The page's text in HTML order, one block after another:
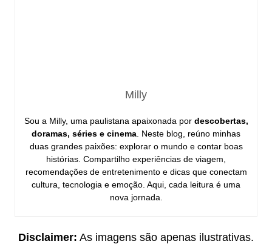
Milly
Sou a Milly, uma paulistana apaixonada por descobertas,
doramas, séries e cinema. Neste blog, reúno minhas
duas grandes paixões: explorar o mundo e contar boas
histórias. Compartilho experiências de viagem,
recomendações de entretenimento e dicas que conectam
cultura, tecnologia e emoção. Aqui, cada leitura é uma
nova jornada.
Disclaimer: As imagens são apenas ilustrativas.